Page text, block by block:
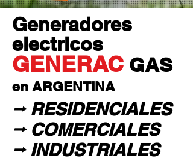
Generadores
electricos
GENERAC GAS
en ARGENTINA
⭢ RESIDENCIALES
⭢ COMERCIALES
⭢ INDUSTRIALES